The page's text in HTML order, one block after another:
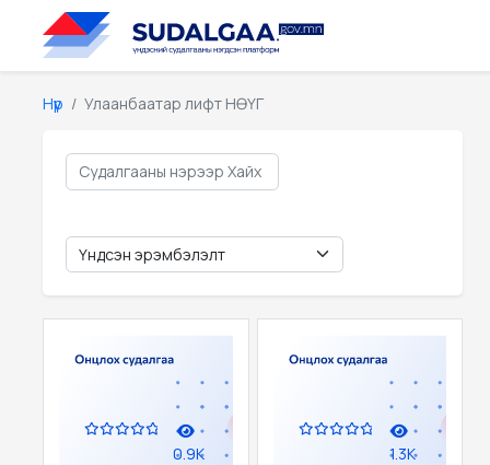
Нүүр Улаанбаатар лифт НӨҮГ
0.9K
1.3K